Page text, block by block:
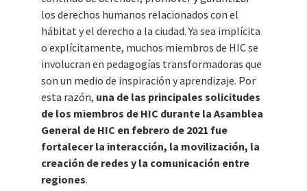
los derechos humanos relacionados con el
hábitat y el derecho a la ciudad. Ya sea implícita
o explícitamente, muchos miembros de HIC se
involucran en pedagogías transformadoras que
son un medio de inspiración y aprendizaje. Por
esta razón, una de las principales solicitudes
de los miembros de HIC durante la Asamblea
General de HIC en febrero de 2021 fue
fortalecer la interacción, la movilización, la
creación de redes y la comunicación entre
regiones.